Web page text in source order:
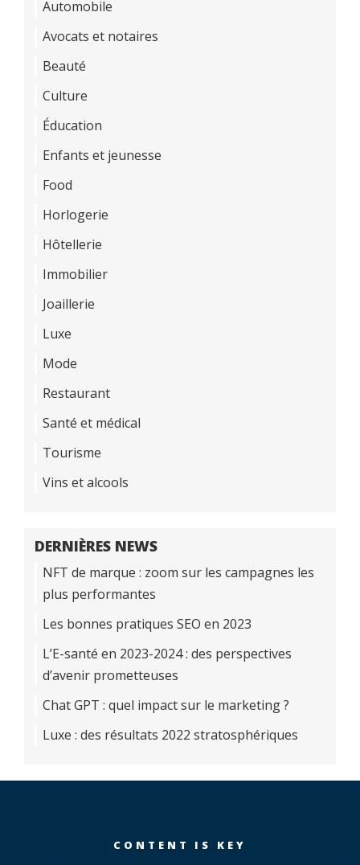
Automobile
Avocats et notaires
Beauté
Culture
Éducation
Enfants et jeunesse
Food
Horlogerie
Hôtellerie
Immobilier
Joaillerie
Luxe
Mode
Restaurant
Santé et médical
Tourisme
Vins et alcools
DERNIÈRES NEWS
NFT de marque : zoom sur les campagnes les
plus performantes
Les bonnes pratiques SEO en 2023
L’E-santé en 2023-2024 : des perspectives
d’avenir prometteuses
Chat GPT : quel impact sur le marketing ?
Luxe : des résultats 2022 stratosphériques
CONTENT IS KEY